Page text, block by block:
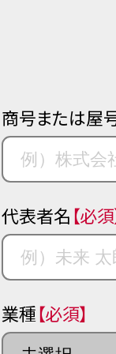
商号または屋
代表者名【必須
業種【必須】